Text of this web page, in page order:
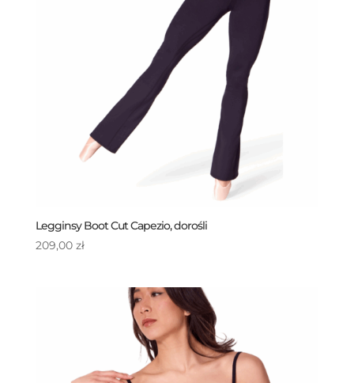
Legginsy Boot Cut Capezio, dorośli
209,00 zł